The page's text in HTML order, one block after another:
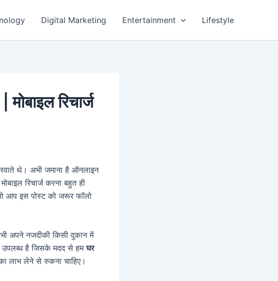
Digital Marketing Entertainment Lifestyle
रिचार्ज
थे। अभी जमाना है ऑनलाइन
रिचार्ज करना बहुत ही
आप इस पोस्ट को जरूर फॉलो
अपने नजदीकी किसी दुकान में
उपलब्ध है जिसके मदद से हमघर
लाभ लेने से रुकना चाहिए।